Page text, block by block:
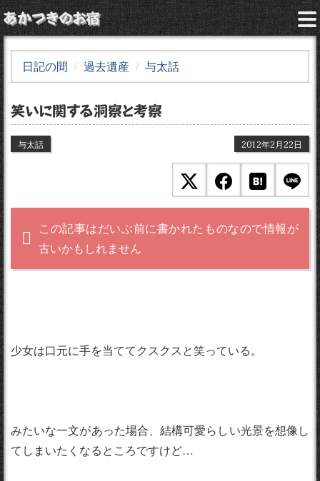
あかつきのお宿
日記の間 過去遺産 与太話
笑いに関する洞察と考察
与太話 2012年2月22日
この記事はだいぶ前に書かれたものなので情報が
古いかもしれません
少女は口元に手を当ててクスクスと笑っている。
みたいな一文があった場合、結構可愛らしい光景を想像し
てしまいたくなるところですけど…